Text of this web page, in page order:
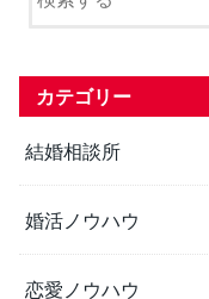
カテゴリー
結婚相談所
婚活ノウハウ
恋愛ノウハウ